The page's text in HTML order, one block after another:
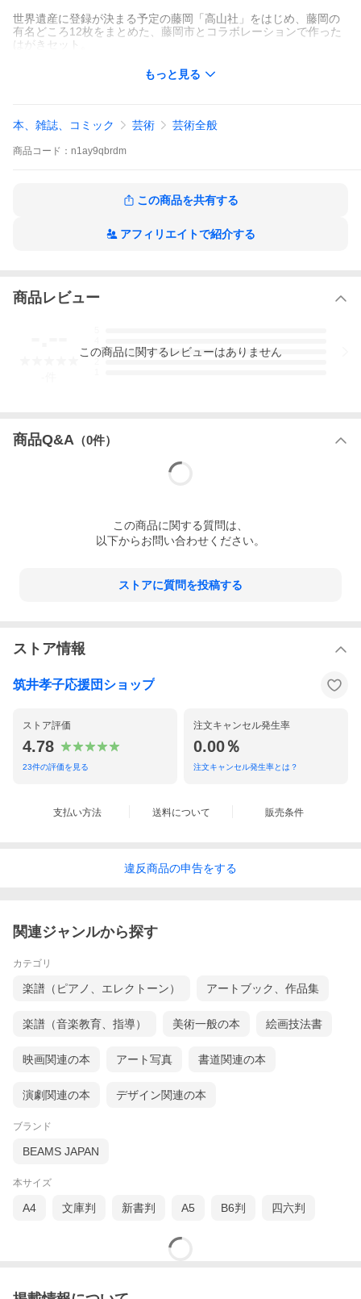
世界遺産に登録が決まる予定の藤岡「高山社」をはじめ、藤岡の
有名どころ12枚をまとめた、藤岡市とコラボレーションで作った
はがきセット。
もっと見る
本、雑誌、コミック 芸術 芸術全般
商品 コード： n1ay9qbrdm
この商品を共有する
アフィリエイトで紹介する
商品レビュー
3
この商品に関するレビューはありません
商品Q&A （0件）
この商品に関する質問は、
以下からお問い合わせください。
ストアに質問を投稿する
ストア情報
筑井孝子応援団ショップ
ストア評価
4.78
23件の評価を見る
注文キャンセル発生率
0.00％
注文キャンセル発生率とは？
支払い方法 送料について 販売条件
違反商品の申告をする
関連ジャンルから探す
カテゴリ
楽譜（ピアノ、エレクトーン） アートブック、作品集
楽譜（音楽教育、指導） 美術一般の本 絵画技法書
映画関連の本 アート写真 書道関連の本
演劇関連の本 デザイン関連の本
ブランド
BEAMS JAPAN
本サイズ
A4 文庫判 新書判 A5 B6判 四六判